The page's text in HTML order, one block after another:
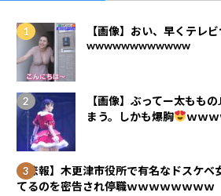
【画像】おい、早くテレ
wwwwwwwwwwww
【画像】ぶってー太もも
まう。しかも爆胸
ｗｗ
【悲報】木更津市役所で有名なドスケベ
てるのを密告され停職ｗｗｗｗｗｗｗｗ